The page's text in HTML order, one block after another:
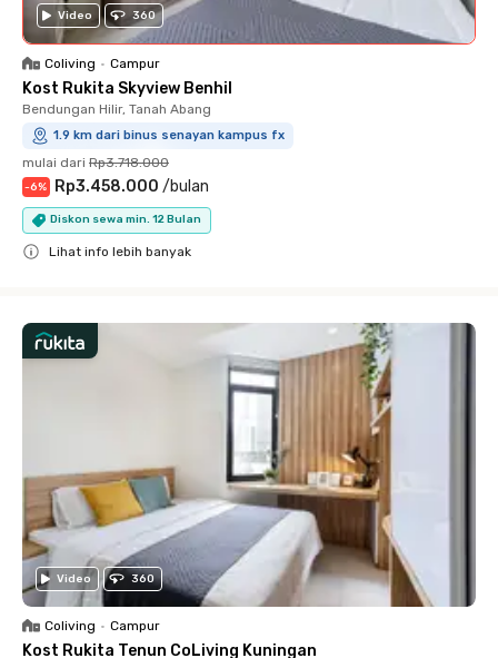
Video 360
Coliving • Campur
Kost Rukita Skyview Benhil
Bendungan Hilir, Tanah Abang
1.9 km dari binus senayan kampus fx
mulai dari Rp3.718.000
-6% Rp3.458.000 /bulan
Diskon sewa min. 12 Bulan
Lihat info lebih banyak
Video 360
Coliving • Campur
Kost Rukita Tenun CoLiving Kuningan